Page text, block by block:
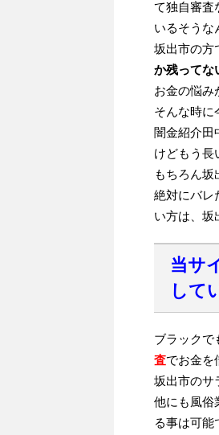
て独自審査
いるそうな
坂出市の方
か残ってな
お金の悩み
そんな時に
闇金紹介田
けどもう長
もちろん坂
絶対にバレ
い方は、坂
当サ
して
ブラックで
査でお金を
坂出市のサ
他にも風俗
る事は可能